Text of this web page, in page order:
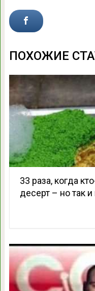
ПОХОЖИЕ
33 раза, когда
десерт – но так